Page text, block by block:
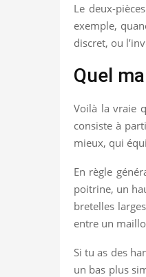
Le deux-
exemple,
discret, ou
Quel
Voilà la vraie
consiste à
mieux, qui
En règle
poitrine, un
bretelles
entre un
Si tu as des
un bas plus